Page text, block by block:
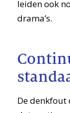
leiden ook
drama’s.
De denkfout